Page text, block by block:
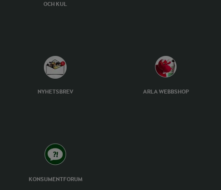
OCH KUL
NYHETSBREV ARLA WEBBSHOP
KONSUMENTFORUM